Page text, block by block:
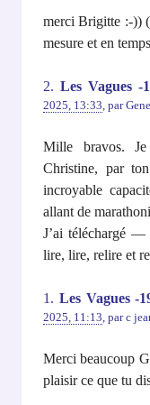
merci Brigitte :-))
mesure et en
2. Les Vagues -
2025, 13:33 ,par
Mille bravos. Je
Christine, par
incroyable
allant de
J’ai téléchargé
lire, lire, relire et
1. Les Vagues -
2025, 11:13 ,parc
Merci beaucoup
plaisir ce que tu